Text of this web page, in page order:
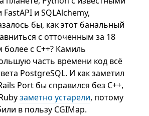
и SQLAlchemy,
бы, как этот банальный
с отточенным за 18
более с C++? Камиль
часть времени код всё
PostgreSQL. И как заметил
Port бы справился без C++,
заметно устарели, потому
в пользу CGIMap.